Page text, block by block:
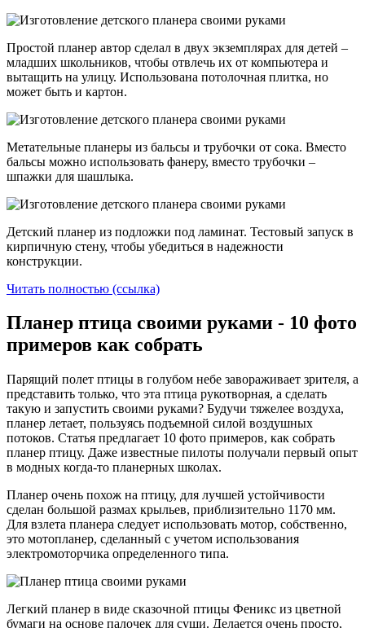
Простой планер автор сделал в двух экземплярах для детей –
младших школьников, чтобы отвлечь их от компьютера и
вытащить на улицу. Использована потолочная плитка, но
может быть и картон.
Метательные планеры из бальсы и трубочки от сока. Вместо
бальсы можно использовать фанеру, вместо трубочки –
шпажки для шашлыка.
Детский планер из подложки под ламинат. Тестовый запуск в
кирпичную стену, чтобы убедиться в надежности
конструкции.
Читать полностью (ссылка)
Планер птица своими руками - 10 фото
примеров как собрать
Парящий полет птицы в голубом небе завораживает зрителя, а
представить только, что эта птица рукотворная, а сделать
такую и запустить своими руками? Будучи тяжелее воздуха,
планер летает, пользуясь подъемной силой воздушных
потоков. Статья предлагает 10 фото примеров, как собрать
планер птицу. Даже известные пилоты получали первый опыт
в модных когда-то планерных школах.
Планер очень похож на птицу, для лучшей устойчивости
сделан большой размах крыльев, приблизительно 1170 мм.
Для взлета планера следует использовать мотор, собственно,
это мотопланер, сделанный с учетом использования
электромоторчика определенного типа.
Легкий планер в виде сказочной птицы Феникс из цветной
бумаги на основе палочек для суши. Делается очень просто,